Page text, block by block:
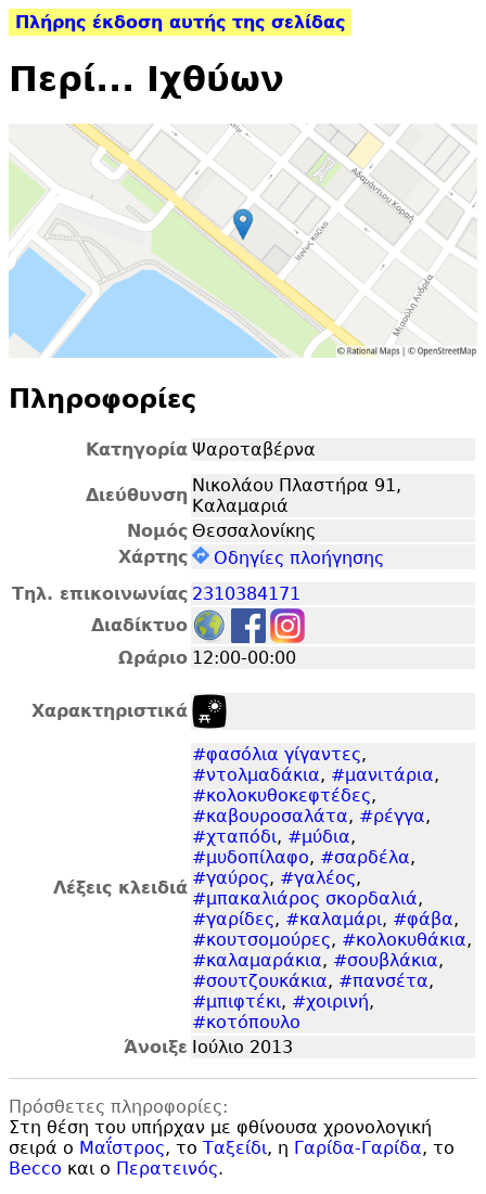
Πλήρης έκδοση αυτής της σελίδας
Περί... Ιχθύων
Πληροφορίες
Κατηγορία Ψαροταβέρνα
Διεύθυνση Νικολάου Πλαστήρα 91,
Καλαμαριά
Νομός Θεσσαλονίκης
Χάρτης
Οδηγίες πλοήγησης
Τηλ. επικοινωνίας 2310384171
Διαδίκτυο
Ωράριο 12:00-00:00
Χαρακτηριστικά
Λέξεις κλειδιά
#φασόλια γίγαντες,
#ντολμαδάκια, #μανιτάρια,
#κολοκυθοκεφτέδες,
#καβουροσαλάτα, #ρέγγα,
#χταπόδι, #μύδια,
#μυδοπίλαφο, #σαρδέλα,
#γαύρος, #γαλέος,
#μπακαλιάρος σκορδαλιά,
#γαρίδες, #καλαμάρι, #φάβα,
#κουτσομούρες, #κολοκυθάκια,
#καλαμαράκια, #σουβλάκια,
#σουτζουκάκια, #πανσέτα,
#μπιφτέκι, #χοιρινή,
#κοτόπουλο
Άνοιξε Ιούλιο 2013
Πρόσθετες πληροφορίες:
Στη θέση του υπήρχαν με φθίνουσα χρονολογική
σειρά ο Μαΐστρος, το Ταξείδι, η Γαρίδα-Γαρίδα, το
Becco και ο Περατεινός.